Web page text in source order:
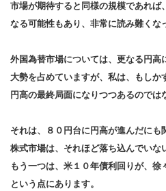
市場が期待すると同様の規模であれば
なる可能性もあり、非常に読み難くな
外国為替市場については、更なる円高
大勢を占めていますが、私は、もしか
円高の最終局面になりつつあるのでは
それは、８０円台に円高が進んだにも
株式市場は、それほど落ち込んでいな
もう一つは、米１０年債利回りが、徐
という点にあります。